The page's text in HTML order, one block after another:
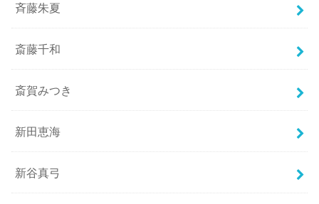
斉藤朱夏
斎藤千和
斎賀みつき
新田恵海
新谷真弓